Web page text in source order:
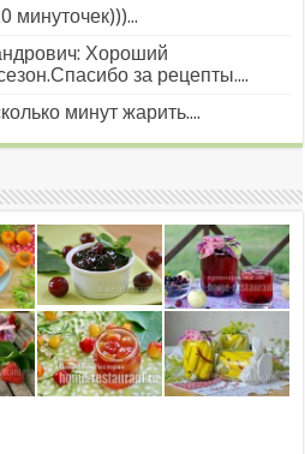
минуточек)))...
Хороший
за рецепты....
минут жарить....